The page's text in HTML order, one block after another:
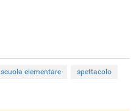
scuola elementare
spettacolo